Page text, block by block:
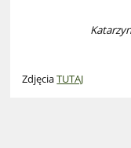
ZdjęciaTUTAJ